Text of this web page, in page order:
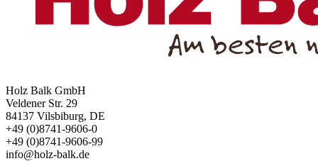
Holz Balk GmbH
Veldener Str. 29
84137 Vilsbiburg, DE
+49 (0)8741-9606-0
+49 (0)8741-9606-99
info@holz-balk.de